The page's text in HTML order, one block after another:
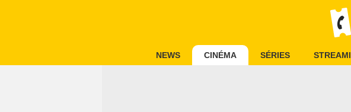
NEWS CINÉMA SÉRIES